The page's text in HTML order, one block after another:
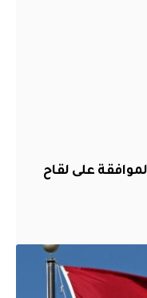
على لقاح